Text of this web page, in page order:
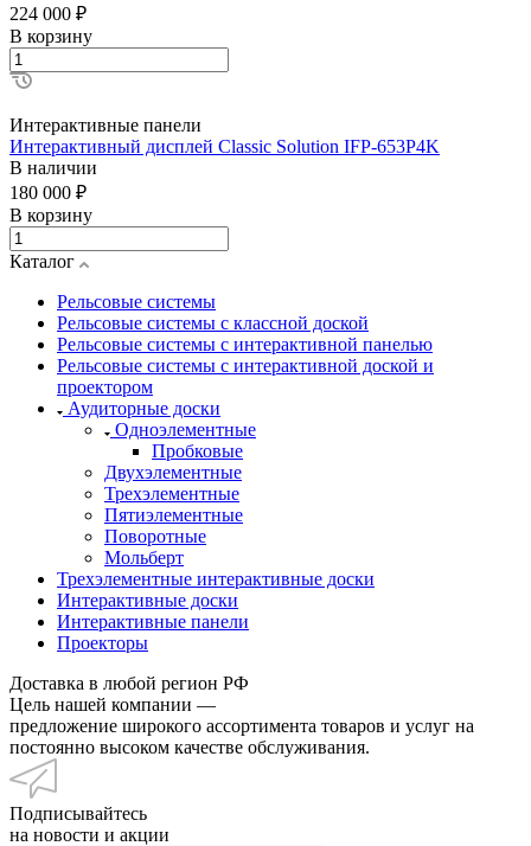
224 000 ₽
В корзину
Интерактивные панели
Интерактивный дисплей Classic Solution IFP-653P4K​
В наличии
180 000 ₽
В корзину
Каталог
Рельсовые системы
Рельсовые системы с классной доской
Рельсовые системы с интерактивной панелью
Рельсовые системы с интерактивной доской и
проектором
Аудиторные доски
Одноэлементные
Пробковые
Двухэлементные
Трехэлементные
Пятиэлементные
Поворотные
Мольберт
Трехэлементные интерактивные доски
Интерактивные доски
Интерактивные панели
Проекторы
Доставка в любой регион РФ
Цель нашей компании —
предложение широкого ассортимента товаров и услуг на
постоянно высоком качестве обслуживания.
Подписывайтесь
на новости и акции